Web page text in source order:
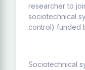
researcher to
sociotechnical
control) funded
Sociotechnical